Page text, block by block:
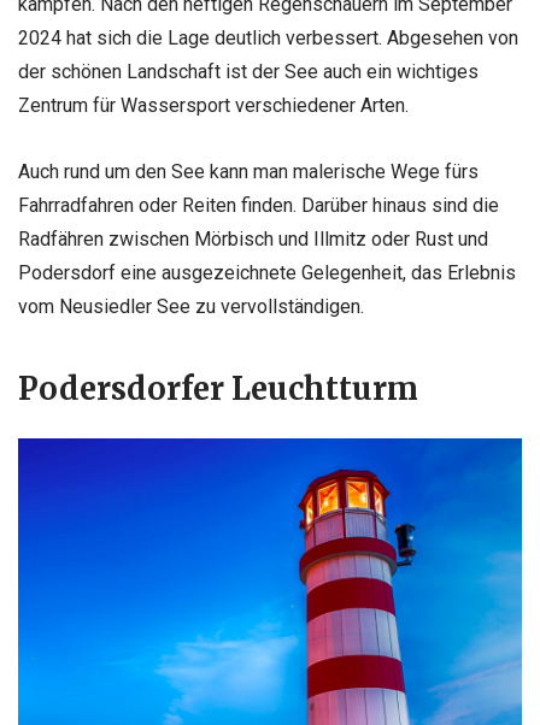
2024 hat sich die Lage deutlich verbessert. Abgesehen von
der schönen Landschaft ist der See auch ein wichtiges
Zentrum für Wassersport verschiedener Arten.
Auch rund um den See kann man malerische Wege fürs
Fahrradfahren oder Reiten finden. Darüber hinaus sind die
Radfähren zwischen Mörbisch und Illmitz oder Rust und
Podersdorf eine ausgezeichnete Gelegenheit, das Erlebnis
vom Neusiedler See zu vervollständigen.
Podersdorfer Leuchtturm